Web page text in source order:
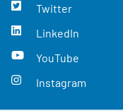
Twitter
LinkedIn
YouTube
Instagram